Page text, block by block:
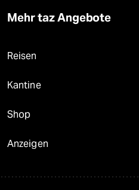
Mehr taz Angebote
Reisen
Kantine
Shop
Anzeigen